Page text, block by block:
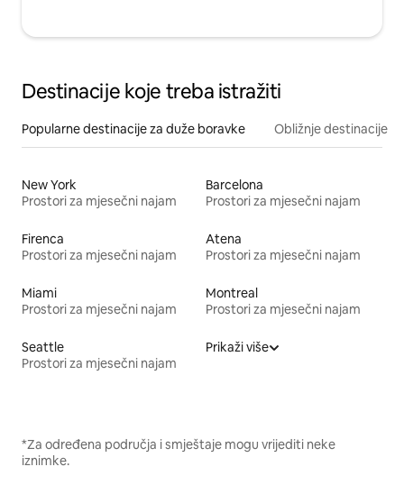
Destinacije koje treba istražiti
Popularne destinacije za duže boravke Obližnje destinacije
New York
Prostori za mjesečni najam
Barcelona
Prostori za mjesečni najam
Firenca
Prostori za mjesečni najam
Atena
Prostori za mjesečni najam
Miami
Prostori za mjesečni najam
Montreal
Prostori za mjesečni najam
Seattle
Prostori za mjesečni najam
Prikaži više
*Za određena područja i smještaje mogu vrijediti neke
iznimke.